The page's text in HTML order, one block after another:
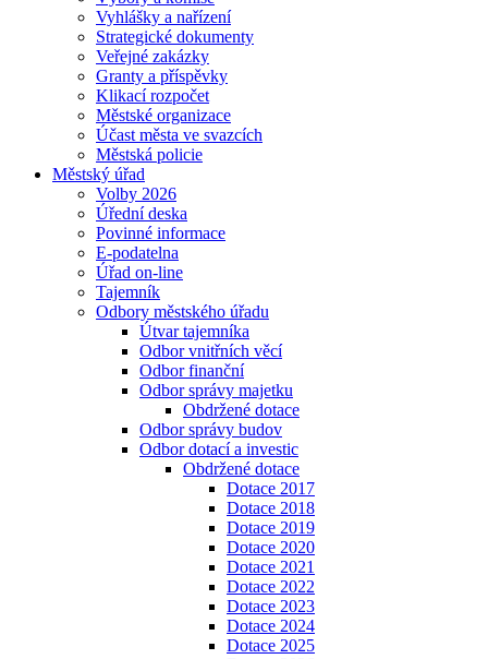
Vyhlášky a nařízení
Strategické dokumenty
Veřejné zakázky
Granty a příspěvky
Klikací rozpočet
Městské organizace
Účast města ve svazcích
Městská policie
Městský úřad
Volby 2026
Úřední deska
Povinné informace
E-podatelna
Úřad on-line
Tajemník
Odbory městského úřadu
Útvar tajemníka
Odbor vnitřních věcí
Odbor finanční
Odbor správy majetku
Obdržené dotace
Odbor správy budov
Odbor dotací a investic
Obdržené dotace
Dotace 2017
Dotace 2018
Dotace 2019
Dotace 2020
Dotace 2021
Dotace 2022
Dotace 2023
Dotace 2024
Dotace 2025